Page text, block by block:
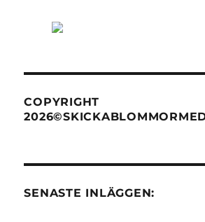
COPYRIGHT
SENASTE INLÄGGEN: